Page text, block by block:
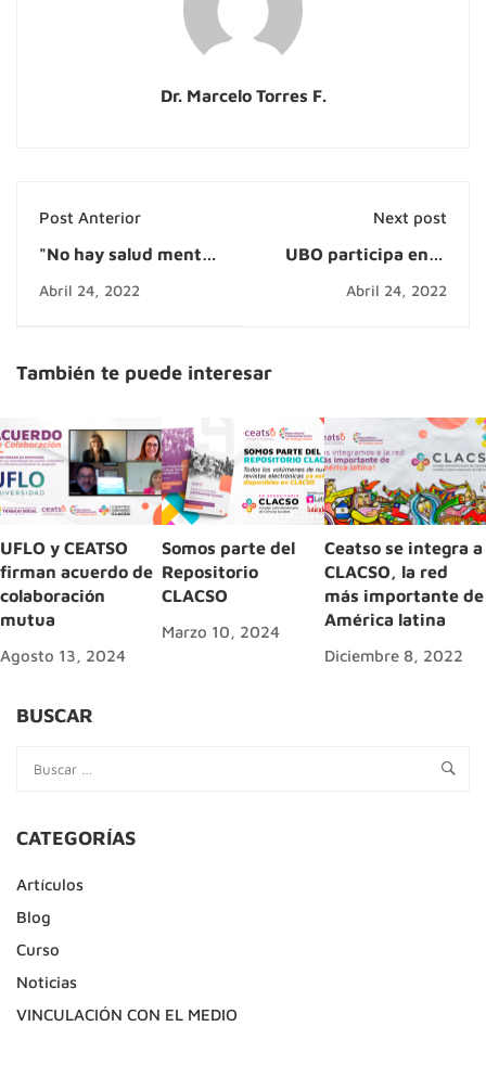
Dr. Marcelo Torres F.
Post Anterior
"No hay salud mental
desigualdades,
mental en Chile
Abril 24, 2022
Next post
UBO participa en el
Latinoamericano de
Abril 24, 2022
También te puede interesar
UFLO y CEATSO
firman acuerdo de
colaboración
mutua
Agosto 13, 2024
Somos parte del
Repositorio
CLACSO
Marzo 10, 2024
Ceatso se integra a
CLACSO, la red
más importante de
América latina
Diciembre 8, 2022
BUSCAR
CATEGORÍAS
Artículos
Blog
Curso
Noticias
VINCULACIÓN CON EL MEDIO